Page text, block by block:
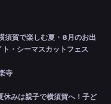
須賀で楽しむ夏・8月のお出
・シーマスカットフェス
寺
休みは親子で横須賀へ！子ど